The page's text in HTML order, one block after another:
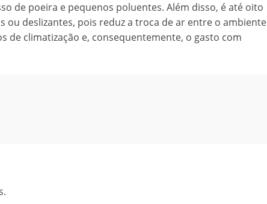
de poeira e pequenos poluentes. Além disso, é até oito
deslizantes, pois reduz a troca de ar entre o ambiente
climatização e, consequentemente, o gasto com